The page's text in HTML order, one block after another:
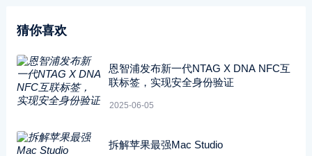
猜你喜欢
恩智浦发布新一代NTAG X DNA NFC互
联标签，实现安全身份验证
2025-06-05
拆解苹果最强Mac Studio